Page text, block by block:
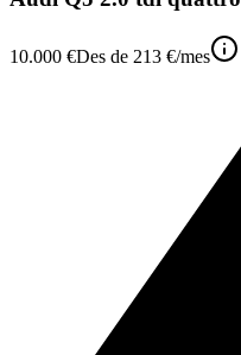
10.000 €Des de 213 €/mes